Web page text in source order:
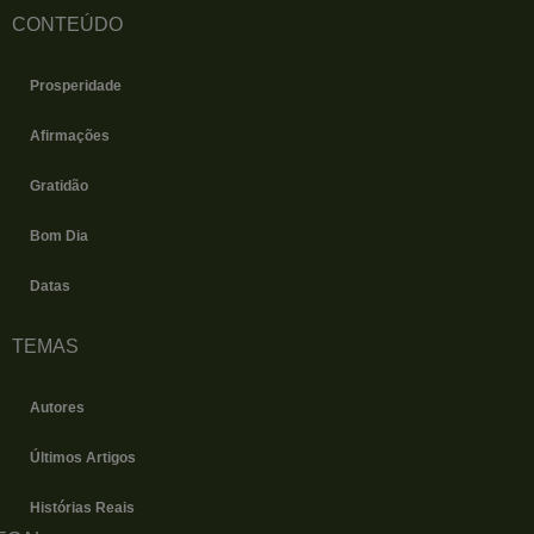
b
a
m
u
CONTEÚDO
Prosperidade
Afirmações
Gratidão
Bom Dia
Datas
TEMAS
Autores
Últimos Artigos
Histórias Reais